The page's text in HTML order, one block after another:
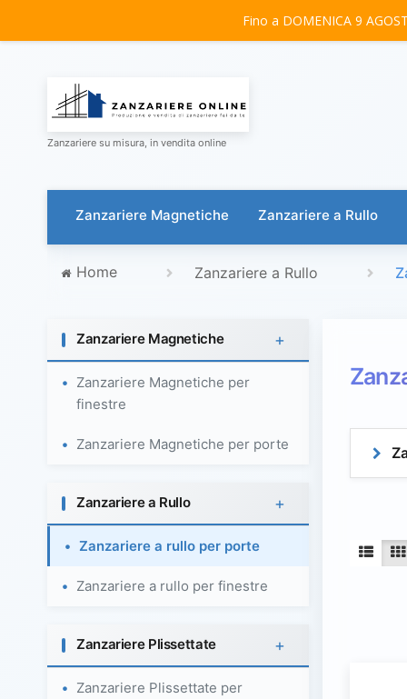
Fino a DOMENICA 9
Zanzariere su misura, in vendita online
Zanzariere Magnetiche Zanzariere a Rullo
Home Zanzariere a Rullo
Zanzariere Magnetiche +
Zanzariere Magnetiche per
finestre
Zanzariere Magnetiche per porte
Zanzariere a Rullo +
Zanzariere a rullo per porte
Zanzariere a rullo per finestre
Zanzariere Plissettate +
Zanzariere Plissettate per